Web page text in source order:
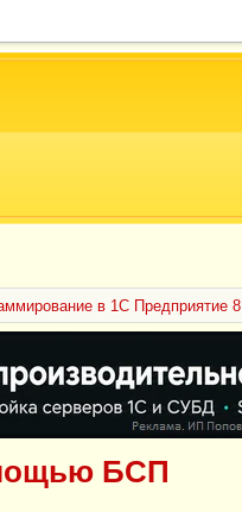
в 1С Предприятие 8
БСП